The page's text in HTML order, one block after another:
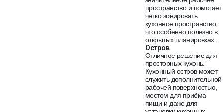
пространство и помогает
четко зонировать
кухонное пространство,
что особенно полезно в
открытых планировках.
Остров
Отличное решение для
просторных кухонь.
Кухонный остров может
служить дополнительной
рабочей поверхностью,
местом для приёма
пищи и даже для